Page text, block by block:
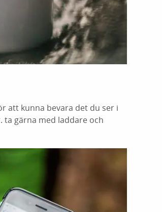
att kunna bevara det du ser i
gärna med laddare och